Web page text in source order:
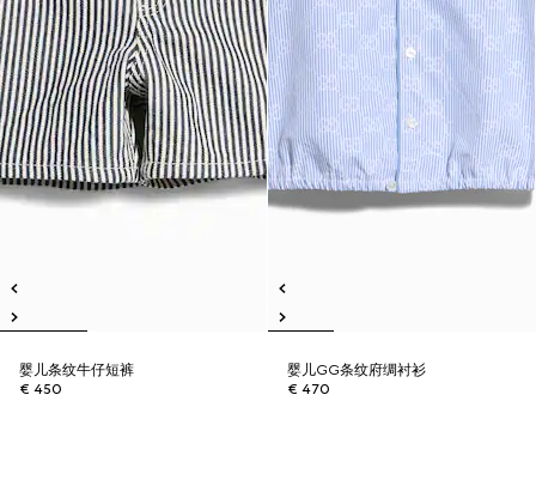
婴儿条纹牛仔短裤
€ 450
婴儿GG条纹府绸衬衫
€ 470